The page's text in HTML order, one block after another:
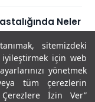
sitemizdeki
iyileştirmek için web
yönetmek
tüm çerezlerin
İzin Ver”
Neler
Nelerdir?
ve